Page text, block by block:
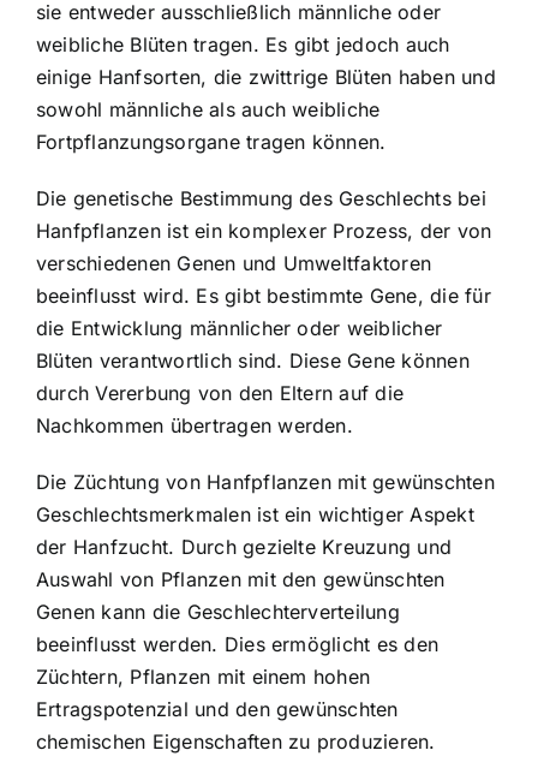
sie entweder ausschließlich männliche oder
weibliche Blüten tragen. Es gibt jedoch auch
einige Hanfsorten, die zwittrige Blüten haben und
sowohl männliche als auch weibliche
Fortpflanzungsorgane tragen können.
Die genetische Bestimmung des Geschlechts bei
Hanfpflanzen ist ein komplexer Prozess, der von
verschiedenen Genen und Umweltfaktoren
beeinflusst wird. Es gibt bestimmte Gene, die für
die Entwicklung männlicher oder weiblicher
Blüten verantwortlich sind. Diese Gene können
durch Vererbung von den Eltern auf die
Nachkommen übertragen werden.
Die Züchtung von Hanfpflanzen mit gewünschten
Geschlechtsmerkmalen ist ein wichtiger Aspekt
der Hanfzucht. Durch gezielte Kreuzung und
Auswahl von Pflanzen mit den gewünschten
Genen kann die Geschlechterverteilung
beeinflusst werden. Dies ermöglicht es den
Züchtern, Pflanzen mit einem hohen
Ertragspotenzial und den gewünschten
chemischen Eigenschaften zu produzieren.